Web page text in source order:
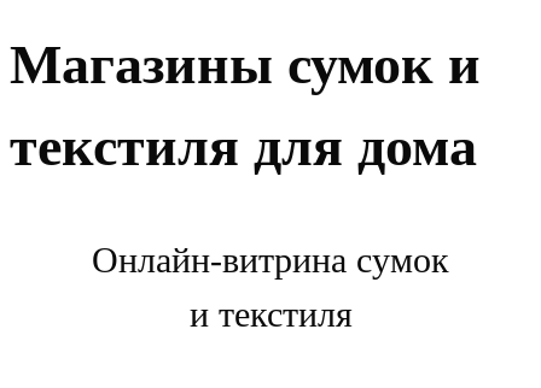
Магазины сумок и
текстиля для дома
Онлайн-витрина сумок
и текстиля